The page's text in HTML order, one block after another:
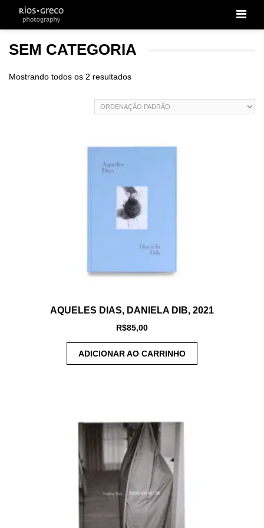
SEM CATEGORIA
Mostrando todos os 2 resultados
AQUELES DIAS, DANIELA DIB, 2021
R$85,00
ADICIONAR AO CARRINHO